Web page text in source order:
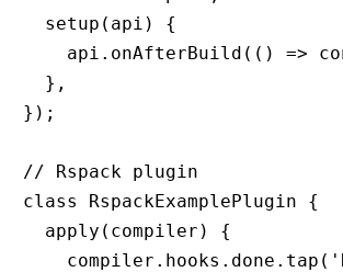
  setup
(api) {
    api
.onAfterBuild (() =>
  }
,
});
// Rspack plugin
class
RspackExamplePlugin {
  apply
(compiler) {
    compiler
. hooks . done .tap (